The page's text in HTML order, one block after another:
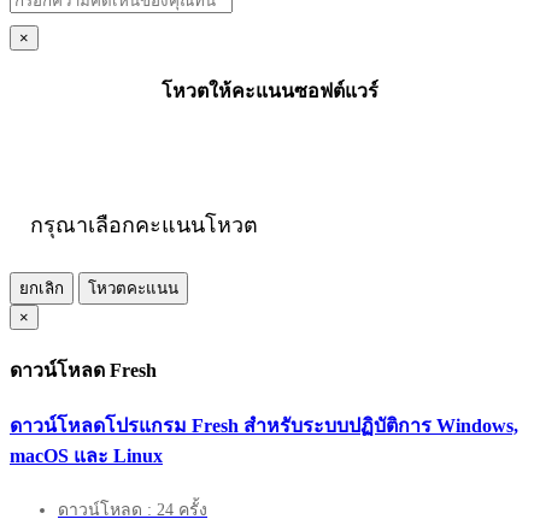
×
โหวตให้คะแนนซอฟต์แวร์
กรุณาเลือกคะแนนโหวต
ยกเลิก
โหวตคะแนน
×
ดาวน์โหลด Fresh
ดาวน์โหลดโปรแกรม Fresh สำหรับระบบปฏิบัติการ Windows,
macOS และ Linux
ดาวน์โหลด : 24 ครั้ง